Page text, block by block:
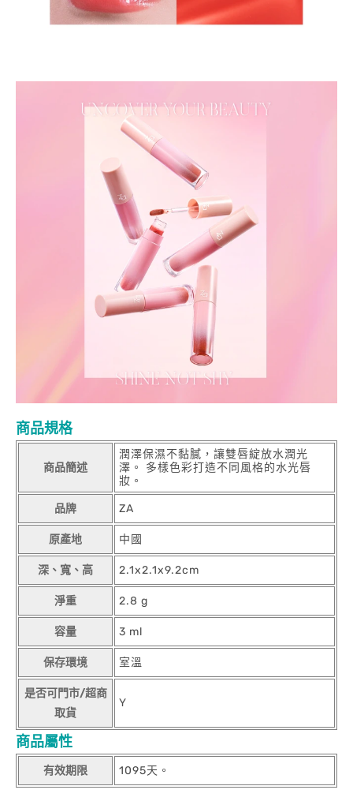
商品規格
商品簡述
潤澤保濕不黏膩，讓雙唇綻放水潤光
澤。 多樣色彩打造不同風格的水光唇
妝。
品牌 ZA
原產地 中國
深、寬、高 2.1x2.1x9.2cm
淨重 2.8 g
容量 3 ml
保存環境 室溫
是否可門市/超商
取貨
Y
商品屬性
有效期限 1095天。